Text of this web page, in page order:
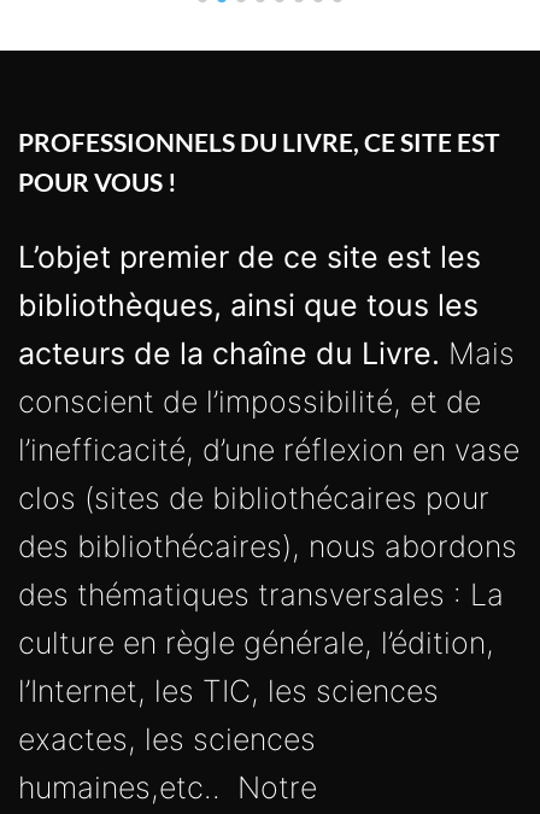
PROFESSIONNELS DU LIVRE, CE SITE EST
POUR VOUS !
L’objet premier de ce site est les
bibliothèques, ainsi que tous les
acteurs de la chaîne du Livre. Mais
conscient de l’impossibilité, et de
l’inefficacité, d’une réflexion en vase
clos (sites de bibliothécaires pour
des bibliothécaires), nous abordons
des thématiques transversales : La
culture en règle générale, l’édition,
l’Internet, les TIC, les sciences
exactes, les sciences
humaines,etc.. Notre